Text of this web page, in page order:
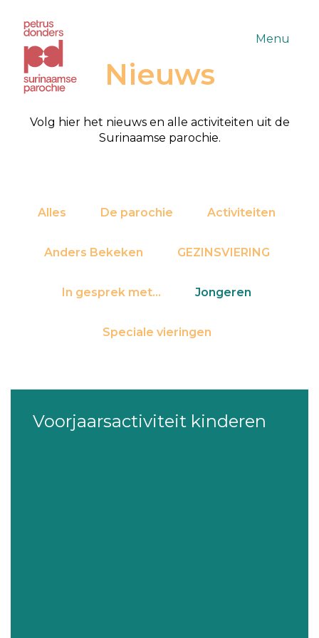
Menu
Nieuws
Volg hier het nieuws en alle activiteiten uit de
Surinaamse parochie.
Alles De parochie Activiteiten
Anders Bekeken GEZINSVIERING
In gesprek met... Jongeren
Speciale vieringen
Voorjaarsactiviteit kinderen